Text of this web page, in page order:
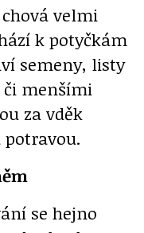
velmi
k potyčkám
semeny, listy
či menšími
za vděk
se hejno